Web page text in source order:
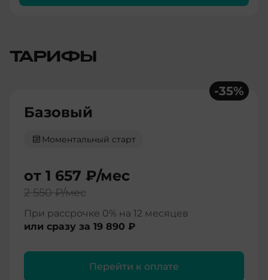
ТАРИФЫ
-35%
Базовый
Моментальный старт
от 1 657 ₽/мес
2 550 ₽/мес
При рассрочке 0% на 12 месяцев
или сразу за 19 890 ₽
Перейти к оплате